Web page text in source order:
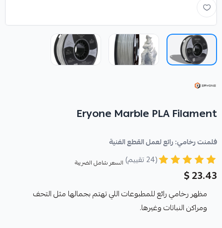
Eryone Marble PLA Filament
فلمنت رخامي: رائع لعمل القطع الفنية
(24 تقييم) السعر شامل الضريبة
23.43 $
مظهر رخامي رائع للمطبوعات اللي تهتم بجمالها مثل التحف
ومراكن النباتات وغيرها.